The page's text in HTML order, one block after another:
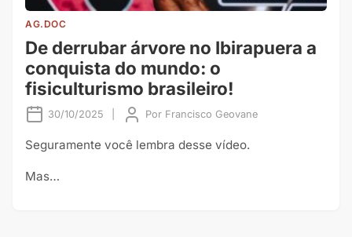
AG.DOC
De derrubar árvore no Ibirapuera a
conquista do mundo: o
fisiculturismo brasileiro!
30/10/2025 Por Francisco Geovane
Seguramente você lembra desse vídeo.
Mas…